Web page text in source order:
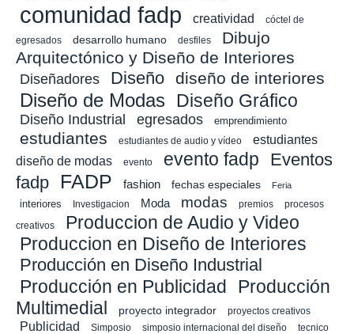
comunidad fadp creatividad
cóctel de
egresados
desarrollo humano desfiles
Dibujo
Arquitectónico y Diseño de Interiores
Diseñadores Diseño diseño de interiores
Diseño de Modas Diseño Gráfico
Diseño Industrial egresados emprendimiento
estudiantes estudiantes de audio y vídeo
estudiantes
diseño de modas
evento evento fadp
Eventos
fadp
FADP fashion fechas especiales Feria
interiores Investigacion Moda modas premios procesos
creativos Produccion de Audio y Video
Produccion en Diseño de Interiores
Producción en Diseño Industrial
Producción en Publicidad
Producción
Multimedial
proyecto integrador proyectos creativos
Publicidad Simposio simposio internacional del diseño
tecnico